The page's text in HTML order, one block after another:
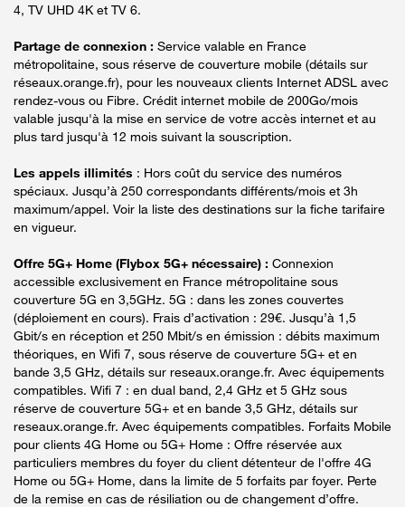
4, TV UHD 4K et TV 6.
Partage de connexion : Service valable en France
métropolitaine, sous réserve de couverture mobile (détails sur
réseaux.orange.fr), pour les nouveaux clients Internet ADSL avec
rendez-vous ou Fibre. Crédit internet mobile de 200Go/mois
valable jusqu'à la mise en service de votre accès internet et au
plus tard jusqu'à 12 mois suivant la souscription.
Les appels illimités : Hors coût du service des numéros
spéciaux. Jusqu’à 250 correspondants différents/mois et 3h
maximum/appel. Voir la liste des destinations sur la fiche tarifaire
en vigueur.
Offre 5G+ Home (Flybox 5G+ nécessaire) : Connexion
accessible exclusivement en France métropolitaine sous
couverture 5G en 3,5GHz. 5G : dans les zones couvertes
(déploiement en cours). Frais d’activation : 29€. Jusqu’à 1,5
Gbit/s en réception et 250 Mbit/s en émission : débits maximum
théoriques, en Wifi 7, sous réserve de couverture 5G+ et en
bande 3,5 GHz, détails sur reseaux.orange.fr. Avec équipements
compatibles. Wifi 7 : en dual band, 2,4 GHz et 5 GHz sous
réserve de couverture 5G+ et en bande 3,5 GHz, détails sur
reseaux.orange.fr. Avec équipements compatibles. Forfaits Mobile
pour clients 4G Home ou 5G+ Home : Offre réservée aux
particuliers membres du foyer du client détenteur de l'offre 4G
Home ou 5G+ Home, dans la limite de 5 forfaits par foyer. Perte
de la remise en cas de résiliation ou de changement d’offre.